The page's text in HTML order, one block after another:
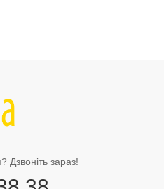
Дзвоніть зараз!